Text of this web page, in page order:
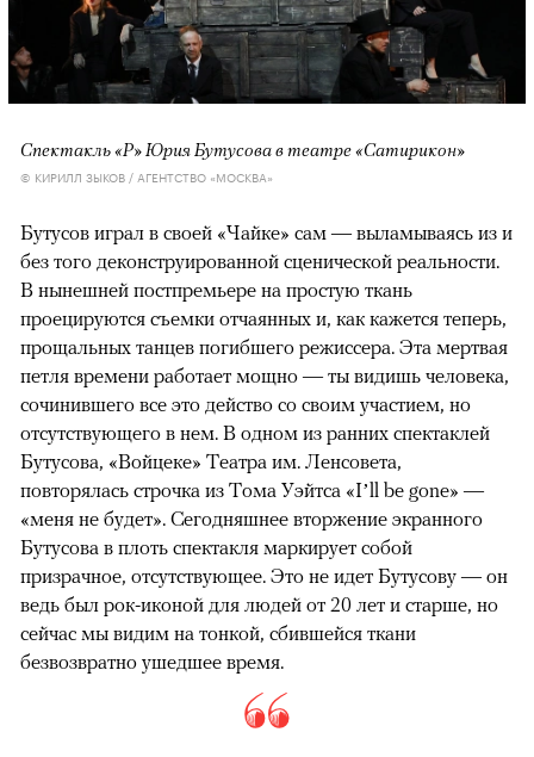
Спектакль «Р» Юрия Бутусова в театре «Сатирикон»
© КИРИЛЛ ЗЫКОВ / АГЕНТСТВО «МОСКВА»
Бутусов играл в своей «Чайке» сам — выламываясь из и
без того деконструированной сценической реальности.
В нынешней постпремьере на простую ткань
проецируются съемки отчаянных и, как кажется теперь,
прощальных танцев погибшего режиссера. Эта мертвая
петля времени работает мощно — ты видишь человека,
сочинившего все это действо со своим участием, но
отсутствующего в нем. В одном из ранних спектаклей
Бутусова, «Войцеке» Театра им. Ленсовета,
повторялась строчка из Тома Уэйтса «I’ll be gone» —
«меня не будет». Сегодняшнее вторжение экранного
Бутусова в плоть спектакля маркирует собой
призрачное, отсутствующее. Это не идет Бутусову — он
ведь был рок-иконой для людей от 20 лет и старше, но
сейчас мы видим на тонкой, сбившейся ткани
безвозвратно ушедшее время.